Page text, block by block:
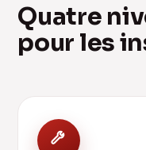
Quatre
pour les